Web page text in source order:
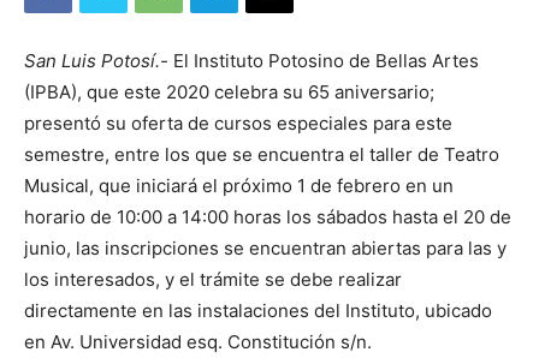
San Luis Potosí.- El Instituto Potosino de Bellas Artes
(IPBA), que este 2020 celebra su 65 aniversario;
presentó su oferta de cursos especiales para este
semestre, entre los que se encuentra el taller de Teatro
Musical, que iniciará el próximo 1 de febrero en un
horario de 10:00 a 14:00 horas los sábados hasta el 20 de
junio, las inscripciones se encuentran abiertas para las y
los interesados, y el trámite se debe realizar
directamente en las instalaciones del Instituto, ubicado
en Av. Universidad esq. Constitución s/n.